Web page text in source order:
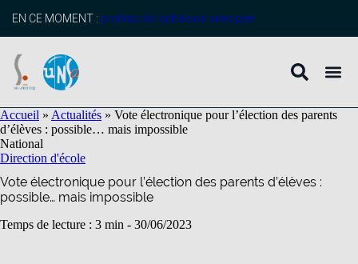
principal
EN CE MOMENT : profitez de l’adhésion anticipée
Accueil » Actualités » Vote électronique pour l’élection des parents
d’élèves : possible… mais impossible
National
Direction d'école
Vote électronique pour l’élection des parents d’élèves :
possible… mais impossible
Temps de lecture : 3 min - 30/06/2023